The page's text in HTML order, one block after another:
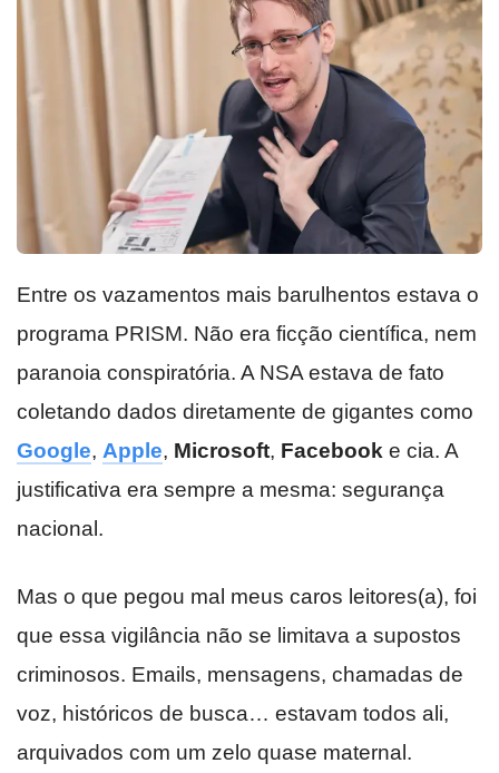
Entre os vazamentos mais barulhentos estava o
programa PRISM. Não era ficção científica, nem
paranoia conspiratória. A NSA estava de fato
coletando dados diretamente de gigantes como
Google, Apple, Microsoft, Facebook e cia. A
justificativa era sempre a mesma: segurança
nacional.
Mas o que pegou mal meus caros leitores(a), foi
que essa vigilância não se limitava a supostos
criminosos. Emails, mensagens, chamadas de
voz, históricos de busca… estavam todos ali,
arquivados com um zelo quase maternal.